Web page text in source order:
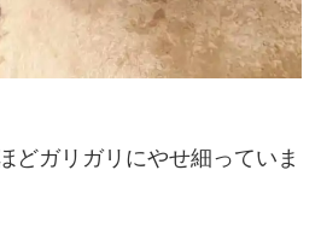
どガリガリにやせ細っていま